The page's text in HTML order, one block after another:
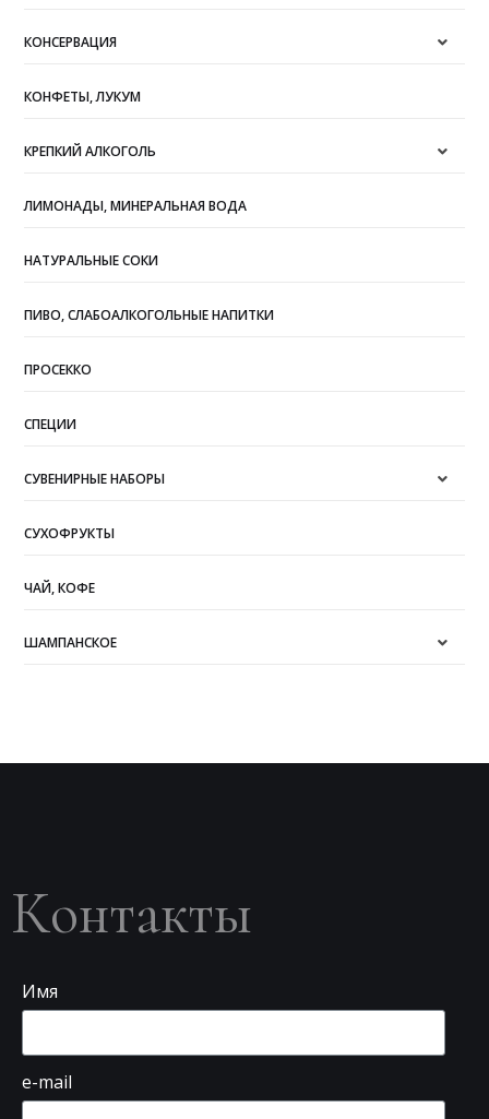
КОНСЕРВАЦИЯ
КОНФЕТЫ, ЛУКУМ
КРЕПКИЙ АЛКОГОЛЬ
ЛИМОНАДЫ, МИНЕРАЛЬНАЯ ВОДА
НАТУРАЛЬНЫЕ СОКИ
ПИВО, СЛАБОАЛКОГОЛЬНЫЕ НАПИТКИ
ПРОСЕККО
СПЕЦИИ
СУВЕНИРНЫЕ НАБОРЫ
СУХОФРУКТЫ
ЧАЙ, КОФЕ
ШАМПАНСКОЕ
Контакты
Имя
e-mail